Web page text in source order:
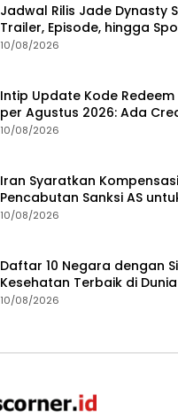
Jadwal Rilis Jade Dynasty
Trailer, Episode, hingga
10/08/2026
Intip Update Kode Redeem
per Agustus 2026: Ada
10/08/2026
Iran Syaratkan
Pencabutan Sanksi AS
Hormuz
10/08/2026
Daftar 10 Negara dengan
Kesehatan Terbaik di
10/08/2026